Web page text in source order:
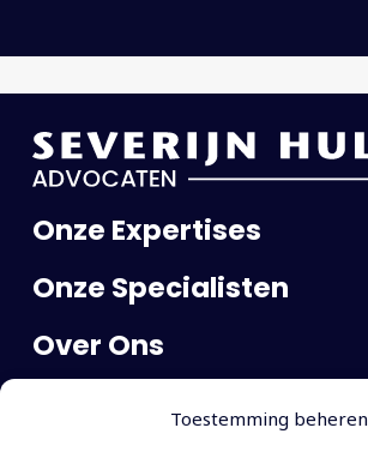
Toestemming beheren
Onze Expertises
Onze Specialisten
Over Ons